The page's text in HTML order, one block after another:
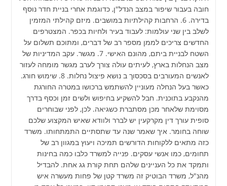
חובה בעבור שיפור במצב הנדל"ן, כדוגמת אחרי בניית חדר נוסף
בדירה. 6. הרחבות קהילתיות במושבים. מיזם קהילתי המזמין
לשלב בין שני עולמות: לעבוד בעיר ולחיות בכפר. המצטרפים
החדשים צריכים לממן מספר רב של דברים, ומתוכם תשלום על
השטח לבניית ביתם, מהונם האישי. 7. מגשר. עקב המדיניות של
מצב הנחלות בארץ, לעיתים עולה צורך לערב מגשר מומחה לעזור
לאנשים המעורבים בסכסוך ב נושא פיצול נחלות. 8. שימוש חורג.
כאשר בעל הנחלה מעוניין להשתמש ברכושו במטרה החורגת
מהנקבע בתוכנית. חבל להשקיע בחיפוש ולשים זמן וכסף בדרך
מסוימת שלאחר מכן מסתברת כשגיאה. לכן, לפני שבוחרים
סופית עורך דין מקרקעין יש לברר ולוודא שאיש המקצוע שלכם
שוחה בחומר. איך שאמר שנה עד שתסתיים התמתחותו. משרד
כזה מתאים ללקוחות הדורשים תמיכה ויעוץ במגוון רב של
תחומים, כמו אנשי עסקים. פנייה למשרד כלבו כמה בחינות
ותמקד את כל העניינים שלהם תחת קורת גג אחת. להבדיל
מהנ"ל, משרד הבוטיק זה משרד קטן של פחות מעשרה איש